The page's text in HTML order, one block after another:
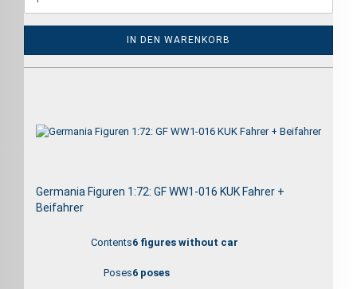
IN DEN WARENKORB
Germania Figuren 1:72: GF WW1-016 KUK Fahrer +
Beifahrer
Contents6 figures without car
Poses6 poses